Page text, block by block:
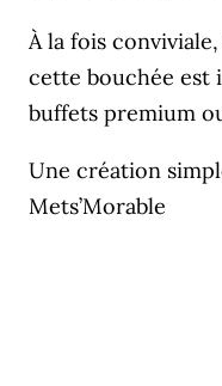
À la fois
cette bouchée est
buffets premium
Une création
Mets’Morable